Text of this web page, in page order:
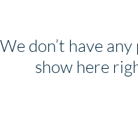
We don’t have
show here